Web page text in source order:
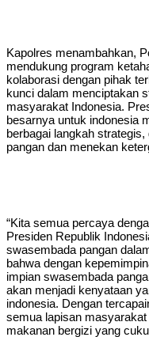
Kapolres menambahkan,
mendukung program
kolaborasi dengan pihak
kunci dalam menciptakan
masyarakat Indonesia.
besarnya untuk indonesia
berbagai langkah
pangan dan menekan
“Kita semua percaya
Presiden Republik
swasembada pangan
bahwa dengan
impian swasembada
akan menjadi kenyataan
indonesia. Dengan
semua lapisan
makanan bergizi yang